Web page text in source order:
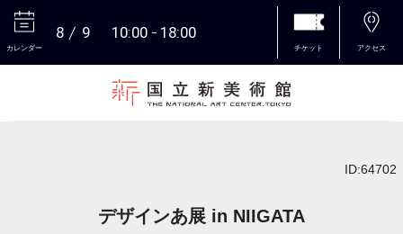
カレンダー
8 9 10:00 18:00
チケット アクセス
ID:64702
デザインあ展 in NIIGATA